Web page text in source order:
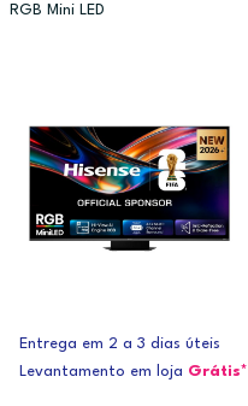
RGB Mini LED
Entrega em 2 a 3 dias úteis
Levantamento em loja Grátis*